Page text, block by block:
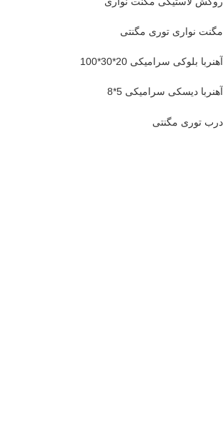
مگنت نواری توری مگنتی
آهنربا بلوکی سرامیکی 20*30*100
آهنربا دیسکی سرامیکی 5*8
درب توری مگنتی